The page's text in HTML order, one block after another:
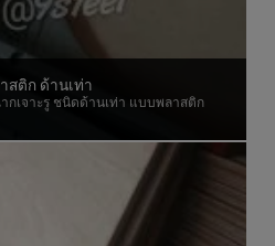
สติก ด้านเท่า
กเจาะรู ชนิดด้านเท่า แบบพลาสติก